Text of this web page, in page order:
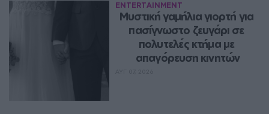
ENTERTAINMENT
Μυστική γαμήλια γιορτή για
πασίγνωστο ζευγάρι σε
πολυτελές κτήμα με
απαγόρευση κινητών